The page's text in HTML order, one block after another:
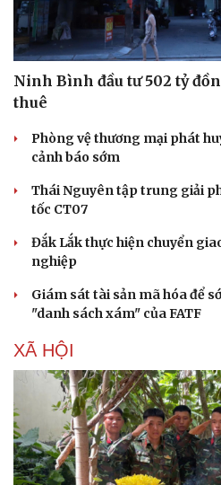
Văn hóa
Sân khấu - Điện ảnh
Văn học
Âm nhạc
Di sản
Ninh Bình đầu tư 502 tỷ
thuê
Phòng vệ thương mại phát
cảnh báo sớm
Thái Nguyên tập trung giải
tốc CT07
Đắk Lắk thực hiện chuyển
nghiệp
Giám sát tài sản mã hóa để
"danh sách xám" của FATF
XÃ HỘI